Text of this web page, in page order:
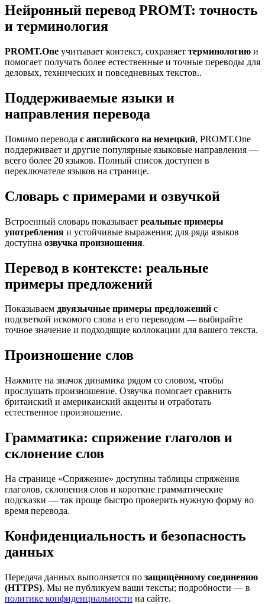
Нейронный перевод PROMT: точность
и терминология
PROMT.One учитывает контекст, сохраняет терминологию и
помогает получать более естественные и точные переводы для
деловых, технических и повседневных текстов..
Поддерживаемые языки и
направления перевода
Помимо перевода с английского на немецкий, PROMT.One
поддерживает и другие популярные языковые направления —
всего более 20 языков. Полный список доступен в
переключателе языков на странице.
Словарь с примерами и озвучкой
Встроенный словарь показывает реальные примеры
употребления и устойчивые выражения; для ряда языков
доступна озвучка произношения.
Перевод в контексте: реальные
примеры предложений
Показываем двуязычные примеры предложений с
подсветкой искомого слова и его переводом — выбирайте
точное значение и подходящие коллокации для вашего текста.
Произношение слов
Нажмите на значок динамика рядом со словом, чтобы
прослушать произношение. Озвучка помогает сравнить
британский и американский акценты и отработать
естественное произношение.
Грамматика: спряжение глаголов и
склонение слов
На странице «Спряжение» доступны таблицы спряжения
глаголов, склонения слов и короткие грамматические
подсказки — так проще быстро проверить нужную форму во
время перевода.
Конфиденциальность и безопасность
данных
Передача данных выполняется по защищённому соединению
(HTTPS). Мы не публикуем ваши тексты; подробности — в
политике конфиденциальности на сайте.